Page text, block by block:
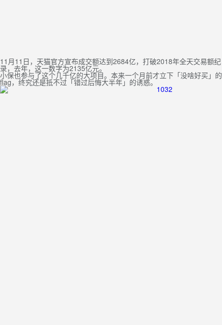
11月11日，天猫官方宣布成交额达到2684亿，打破2018年全天交易额纪
录，去年，这一数字为2135亿元。
小保也参与了这个几千亿的大项目。本来一个月前才立下「没啥好买」的
flag，终究还是抵不过「错过后悔大半年」的诱惑。